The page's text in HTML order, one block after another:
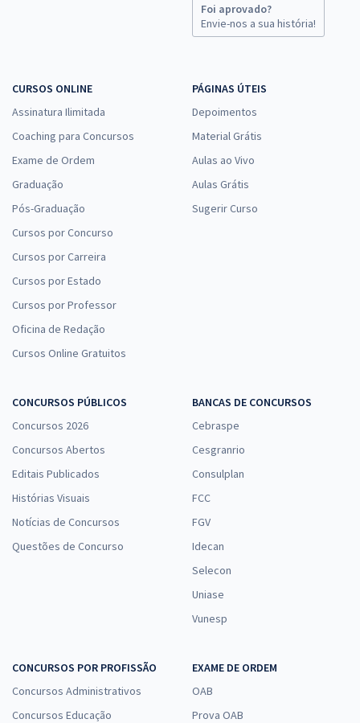
Foi aprovado?
Envie-nos a sua história!
CURSOS ONLINE
Assinatura Ilimitada
Coaching para Concursos
Exame de Ordem
Graduação
Pós-Graduação
Cursos por Concurso
Cursos por Carreira
Cursos por Estado
Cursos por Professor
Oficina de Redação
Cursos Online Gratuitos
PÁGINAS ÚTEIS
Depoimentos
Material Grátis
Aulas ao Vivo
Aulas Grátis
Sugerir Curso
CONCURSOS PÚBLICOS
Concursos 2026
Concursos Abertos
Editais Publicados
Histórias Visuais
Notícias de Concursos
Questões de Concurso
BANCAS DE CONCURSOS
Cebraspe
Cesgranrio
Consulplan
FCC
FGV
Idecan
Selecon
Uniase
Vunesp
CONCURSOS POR PROFISSÃO
Concursos Administrativos
Concursos Educação
EXAME DE ORDEM
OAB
Prova OAB